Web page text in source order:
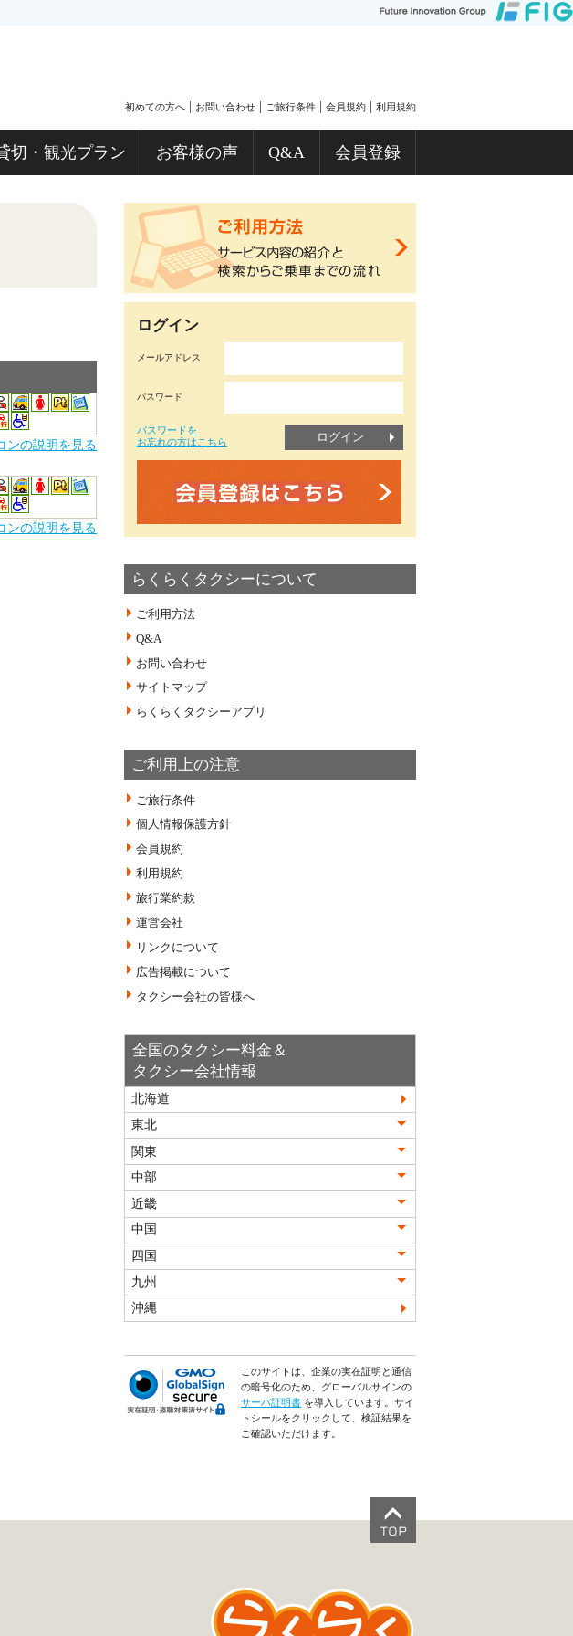
初めての方へ お問い合わせ ご旅行条件 会員規約 利用規約
切・観光プラン お客様の声 Q&A 会員登録
ンの説明を見る
ンの説明を見る
ログイン
メールアドレス
パスワード
パスワードを
お忘れの方はこちら
ログイン
らくらくタクシーについて
ご利用方法
Q&A
お問い合わせ
サイトマップ
らくらくタクシーアプリ
ご利用上の注意
ご旅行条件
個人情報保護方針
会員規約
利用規約
旅行業約款
運営会社
リンクについて
広告掲載について
タクシー会社の皆様へ
全国のタクシー料金＆
タクシー会社情報
北海道
東北
関東
中部
近畿
中国
四国
九州
沖縄
このサイトは、企業の実在証明と通信
の暗号化のため、グローバルサインの
サーバ証明書 を導入しています。サイ
トシールをクリックして、検証結果を
ご確認いただけます。